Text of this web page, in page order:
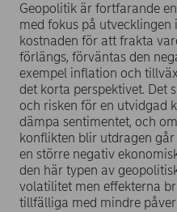
Geopolitik är fortfarande
med fokus på utvecklingen
kostnaden för att frakta
förlängs, förväntas den
exempel inflation och
det korta perspektivet. Det
och risken för en utvidgad
dämpa sentimentet, och
konflikten blir utdragen
en större negativ
den här typen av
volatilitet men effekterna
tillfälliga med mindre